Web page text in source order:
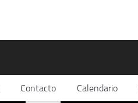
Contacto Calendario